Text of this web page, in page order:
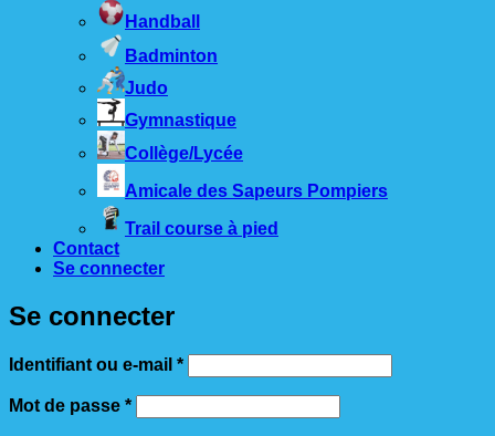
Handball
Badminton
Judo
Gymnastique
Collège/Lycée
Amicale des Sapeurs Pompiers
Trail course à pied
Contact
Se connecter
Se connecter
Identifiant ou e-mail *Obligatoire
Mot de passe *Obligatoire